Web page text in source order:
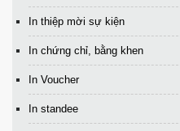
In thiệp mời sự kiện
In chứng chỉ, bằng khen
In Voucher
In standee